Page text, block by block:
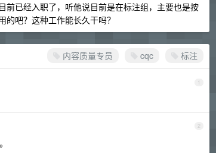
已经入职了，听他说目前是在标注组，主要也是按
吧？这种工作能长久干吗？
内容质量专员 cqc 标注
1
2